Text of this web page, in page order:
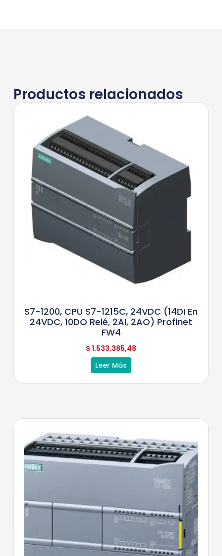
Productos relacionados
S7-1200, CPU S7-1215C, 24VDC (14DI En
24VDC, 10DO Relé, 2AI, 2AO) Profinet
FW4
$ 1.533.385,48
Leer Más